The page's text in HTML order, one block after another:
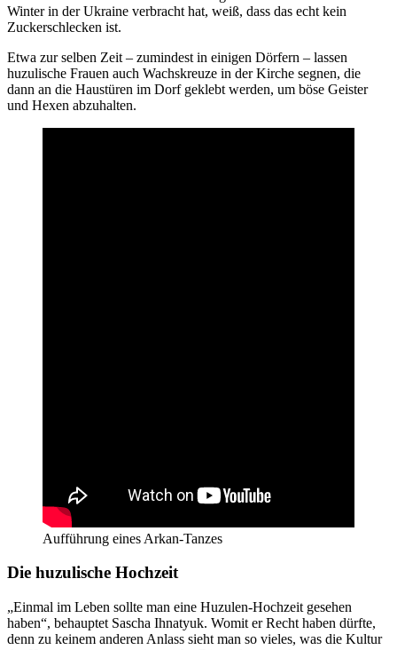
Winter in der Ukraine verbracht hat, weiß, dass das echt kein
Zuckerschlecken ist.
Etwa zur selben Zeit – zumindest in einigen Dörfern – lassen
huzulische Frauen auch Wachskreuze in der Kirche segnen, die
dann an die Haustüren im Dorf geklebt werden, um böse Geister
und Hexen abzuhalten.
Aufführung eines Arkan-Tanzes
Die huzulische Hochzeit
„Einmal im Leben sollte man eine Huzulen-Hochzeit gesehen
haben“, behauptet Sascha Ihnatyuk. Womit er Recht haben dürfte,
denn zu keinem anderen Anlass sieht man so vieles, was die Kultur